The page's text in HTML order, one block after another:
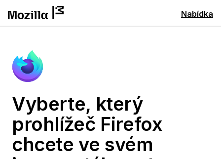
Nabídka
Vyberte, který
prohlížeč Firefox
chcete ve svém